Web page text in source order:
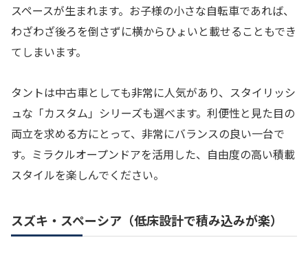
スペースが生まれます。お子様の小さな自転車であれば、
わざわざ後ろを倒さずに横からひょいと載せることもでき
てしまいます。
タントは中古車としても非常に人気があり、スタイリッシ
ュな「カスタム」シリーズも選べます。利便性と見た目の
両立を求める方にとって、非常にバランスの良い一台で
す。ミラクルオープンドアを活用した、自由度の高い積載
スタイルを楽しんでください。
スズキ・スペーシア（低床設計で積み込みが楽）